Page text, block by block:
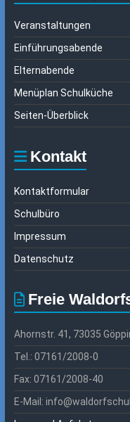
Veranstaltungen
Einführungsabende
Elternabende
Menüplan Schulküche
Seiten-Überblick
Kontakt
Kontaktformular
Schulbüro
Impressum
Datenschutz
Freie
Ahornstr. 41, 73035
Tel.: 07161/2008-0
Fax: 07161/2008-40
E-Mail: